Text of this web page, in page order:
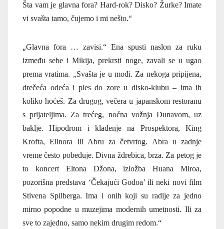
Šta vam je glavna fora? Hard-rok? Disko? Žurke? Imate
vi svašta tamo, čujemo i mi nešto.“
„Glavna fora … zavisi.“ Ena spusti naslon za ruku
između sebe i Mikija, prekrsti noge, zavali se u ugao
prema vratima. „Svašta je u modi. Za nekoga pripijena,
drečeća odeća i ples do zore u disko-klubu – ima ih
koliko hoćeš. Za drugog, večera u japanskom restoranu
s prijateljima. Za trećeg, noćna vožnja Dunavom, uz
baklje. Hipodrom i klađenje na Prospektora, King
Krofta, Elinora ili Abru za četvrtog. Abra u zadnje
vreme često pobeđuje. Divna ždrebica, brza. Za petog je
to koncert Eltona Džona, izložba Huana Miroa,
pozorišna predstava ‘Čekajući Godoa’ ili neki novi film
Stivena Spilberga.Ima i onih koji su radije za jedno
mirno popodne u muzejima modernih umetnosti. Ili za
sve to zajedno, samo nekim drugim redom.“